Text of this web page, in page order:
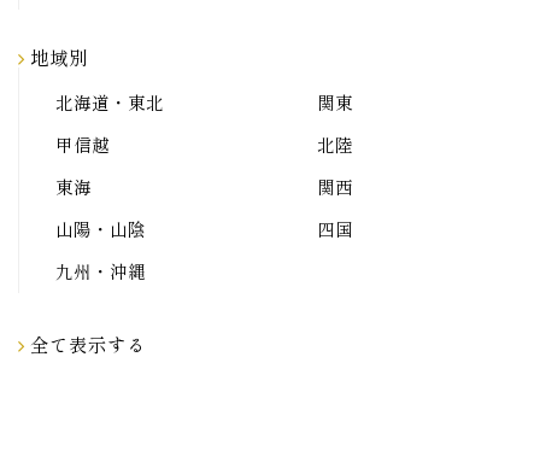
地域別
北海道・東北
関東
甲信越
北陸
東海
関西
山陽・山陰
四国
九州・沖縄
全て表示する